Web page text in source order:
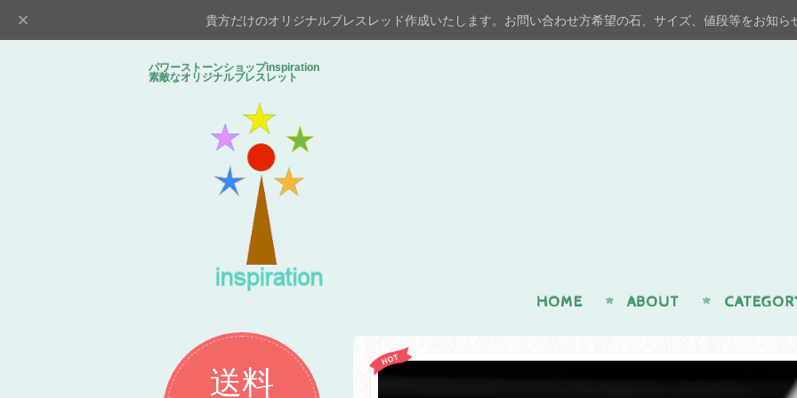
貴方だけのオリジナルブレスレッド作成いたします。お問い合わせ方希望の石、サイズ、値段等をお知
パワーストーンショップinspiration
素敵なオリジナルブレスレット
HOME ABOUT
送料